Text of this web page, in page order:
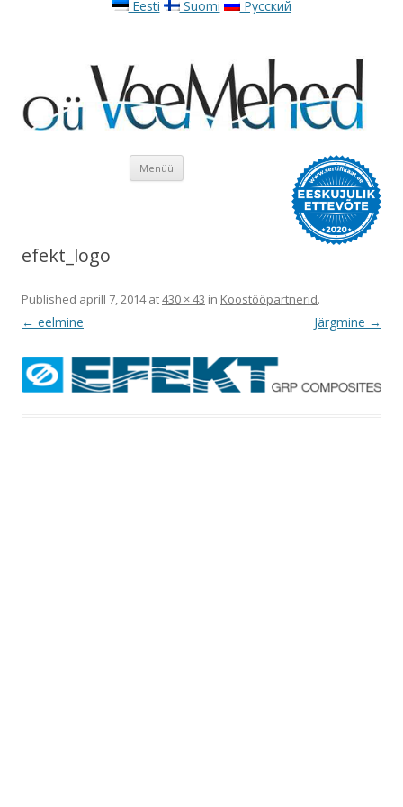
Eesti Suomi Русский
Menüü
efekt_logo
Published aprill 7, 2014at430 × 43 in Koostööpartnerid.
← eelmine Järgmine →